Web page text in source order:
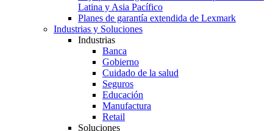
Latina y Asia Pacífico
Planes de garantía extendida de Lexmark
Industrias y Soluciones
Industrias
Banca
Gobierno
Cuidado de la salud
Seguros
Educación
Manufactura
Retail
Soluciones